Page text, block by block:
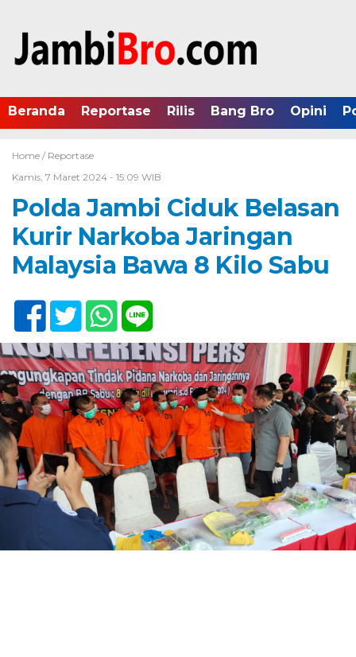
Beranda Reportase Rilis Bang Bro Opini
Home / Reportase
Kamis, 7 Maret 2024 - 15:09 WIB
Polda Jambi Ciduk Belasan
Kurir Narkoba Jaringan
Malaysia Bawa 8 Kilo Sabu